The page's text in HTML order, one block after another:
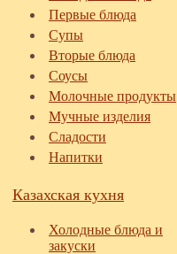
Первые блюда
Супы
Вторые блюда
Соусы
Молочные продукты
Мучные изделия
Сладости
Напитки
Казахская кухня
Холодные блюда и
закуски